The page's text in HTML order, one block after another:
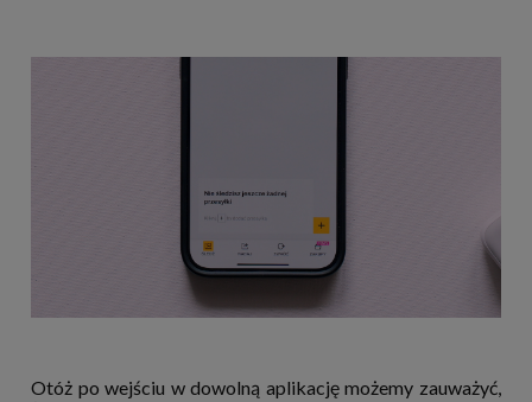
Otóż po wejściu w dowolną aplikację możemy zauważyć,